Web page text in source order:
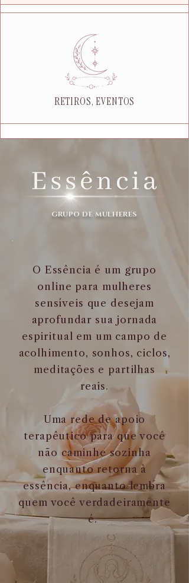
RETIROS, EVENTOS
GRUPO DE MULHERES
O Essência é um grupo
online para mulheres
sensíveis que desejam
aprofundar sua jornada
espiritual em um campo de
acolhimento, sonhos, ciclos,
meditações e partilhas
reais.
Uma rede de apoio
terapêutico para que você
não caminhe sozinha
enquanto retorna à
essência, enquanto lembra
quem você verdadeiramente
é.
SAIBA MAIS